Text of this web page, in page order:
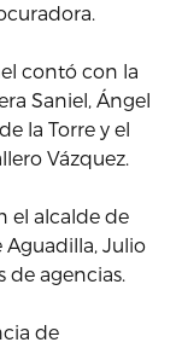
contó con la
Saniel, Ángel
la Torre y el
Vázquez.
el alcalde de
Aguadilla, Julio
de agencias.
de